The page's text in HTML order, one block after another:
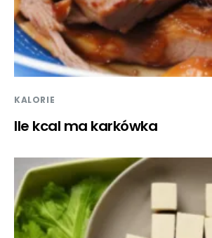
KALORIE
Ile kcal ma karkówka